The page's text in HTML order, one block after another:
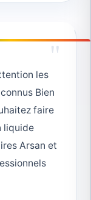
"
les
Bien
faire
liquide
Arsan et